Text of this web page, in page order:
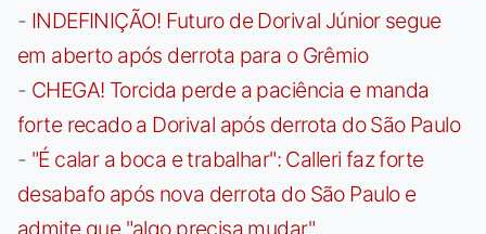
- INDEFINIÇÃO! Futuro de Dorival Júnior segue
em aberto após derrota para o Grêmio
- CHEGA! Torcida perde a paciência e manda
forte recado a Dorival após derrota do São Paulo
- "É calar a boca e trabalhar": Calleri faz forte
desabafo após nova derrota do São Paulo e
admite que "algo precisa mudar"